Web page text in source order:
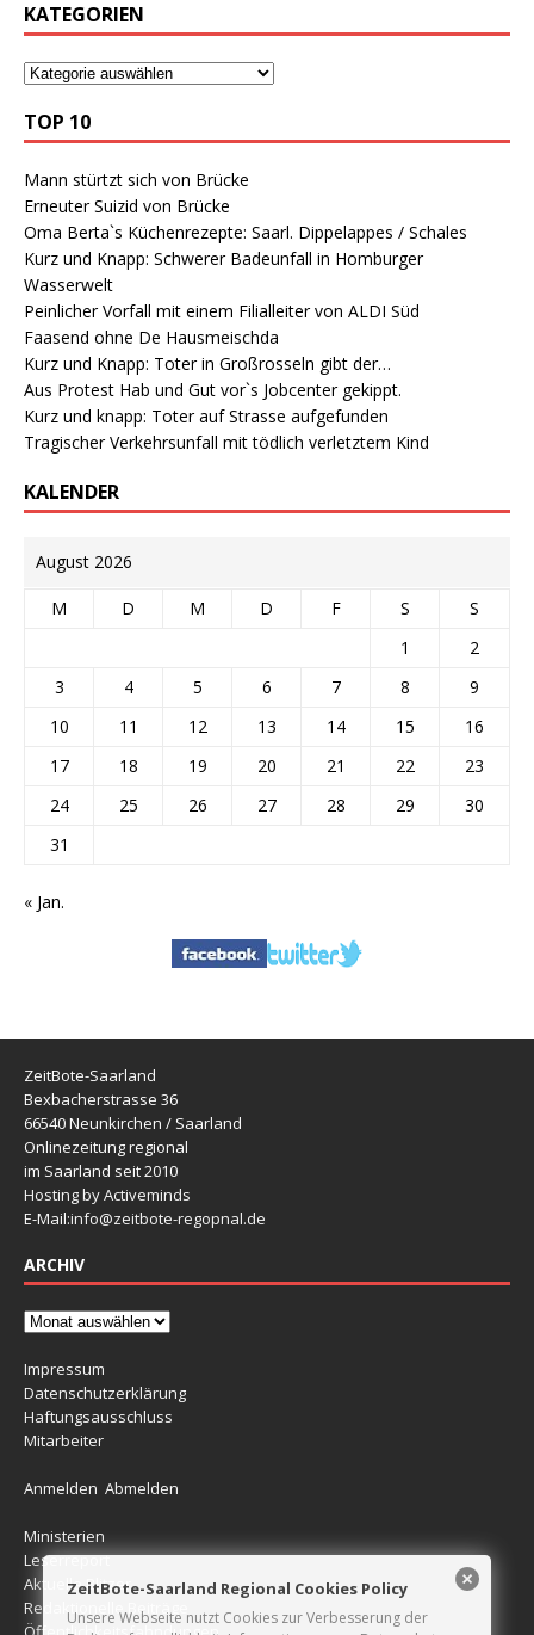
KATEGORIEN
TOP 10
Mann stürtzt sich von Brücke
Erneuter Suizid von Brücke
Oma Berta`s Küchenrezepte: Saarl. Dippelappes / Schales
Kurz und Knapp: Schwerer Badeunfall in Homburger
Wasserwelt
Peinlicher Vorfall mit einem Filialleiter von ALDI Süd
Faasend ohne De Hausmeischda
Kurz und Knapp: Toter in Großrosseln gibt der…
Aus Protest Hab und Gut vor`s Jobcenter gekippt.
Kurz und knapp: Toter auf Strasse aufgefunden
Tragischer Verkehrsunfall mit tödlich verletztem Kind
KALENDER
August 2026
M D M D F S
S
1
2
3
4 5 6 7 8
9
10
11 12 13 14 15
16
17
18 19 20 21 22
23
24
25 26 27 28 29
30
31
« Jan.
ZeitBote-Saarland
Bexbacherstrasse 36
66540 Neunkirchen / Saarland
Onlinezeitung regional
im Saarland seit 2010
Hosting by Activeminds
E-Mail:info@zeitbote-regopnal.de
ARCHIV
Impressum
Datenschutzerklärung
Haftungsausschluss
Mitarbeiter
Anmelden Abmelden
Ministerien
Leserreport
Aktuelle Blitzer
Redaktionelle Beiträge
ZeitBote-Saarland Regional Cookies Policy
Unsere Webseite nutzt Cookies zur Verbesserung der